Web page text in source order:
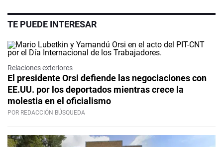
TE PUEDE INTERESAR
Relaciones exteriores
El presidente Orsi defiende las negociaciones con
EE.UU. por los deportados mientras crece la
molestia en el oficialismo
POR REDACCIÓN BÚSQUEDA